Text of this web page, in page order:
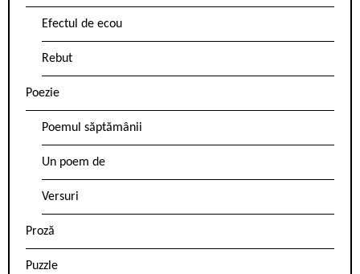
Efectul de ecou
Rebut
Poezie
Poemul săptămânii
Un poem de
Versuri
Proză
Puzzle